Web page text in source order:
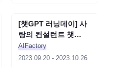
세미나 종료
[챗GPT 러닝데이] 사
랑의 컨설턴트 챗
GPT(챗GPT를 활용한
연애상담) - 유현아
AIFactory
2023.09.20- 2023.10.26